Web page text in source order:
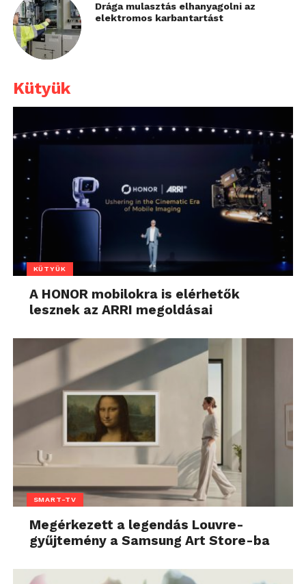
Drága mulasztás elhanyagolni az
elektromos karbantartást
Kütyük
KÜTYÜK
A HONOR mobilokra is elérhetők
lesznek az ARRI megoldásai
SMART-TV
Megérkezett a legendás Louvre-
gyűjtemény a Samsung Art Store-ba